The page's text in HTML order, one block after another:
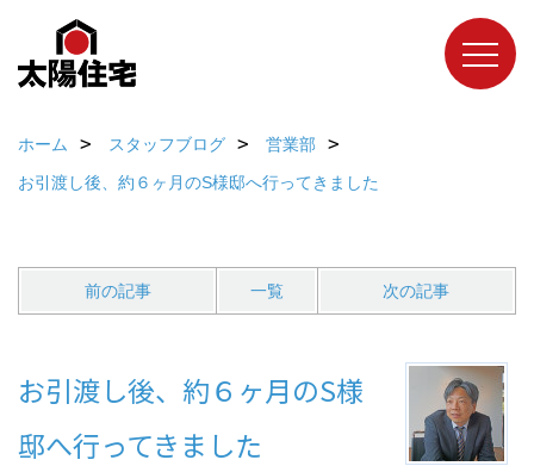
ホーム スタッフブログ
営業部
お引渡し後、約６ヶ月のS様邸へ行ってきました
前の記事 一覧 次の記事
お引渡し後、約６ヶ月のS様
邸へ行ってきました